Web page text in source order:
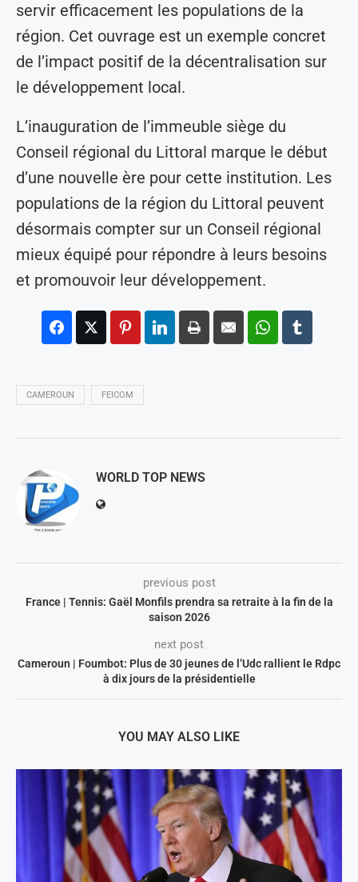
servir efficacement les populations de la
région. Cet ouvrage est un exemple concret
de l’impact positif de la décentralisation sur
le développement local.
L’inauguration de l’immeuble siège du
Conseil régional du Littoral marque le début
d’une nouvelle ère pour cette institution. Les
populations de la région du Littoral peuvent
désormais compter sur un Conseil régional
mieux équipé pour répondre à leurs besoins
et promouvoir leur développement.
CAMEROUN FEICOM
WORLD TOP NEWS
previous post
France | Tennis: Gaël Monfils prendra sa retraite à la fin de la
saison 2026
next post
Cameroun | Foumbot: Plus de 30 jeunes de l’Udc rallient le Rdpc
à dix jours de la présidentielle
YOU MAY ALSO LIKE